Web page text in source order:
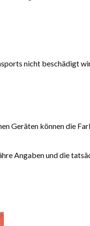
nicht beschädigt
Geräten können die
Angaben und die